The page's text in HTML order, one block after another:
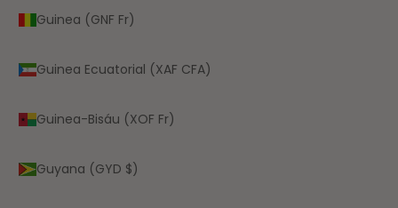
Guinea (GNF Fr)
Guinea Ecuatorial (XAF CFA)
Guinea-Bisáu (XOF Fr)
Guyana (GYD $)